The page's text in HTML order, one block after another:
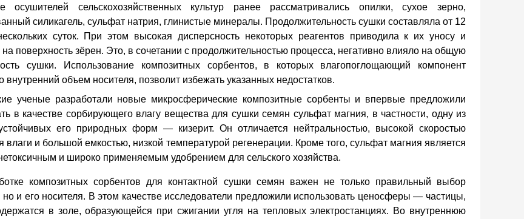
осушителей сельскохозяйственных культур ранее рассматривались опилки, сухое зерно,
силикагель, сульфат натрия, глинистые минералы. Продолжительность сушки составляла от 12
суток. При этом высокая дисперсность некоторых реагентов приводила к их уносу и
поверхность зёрен. Это, в сочетании с продолжительностью процесса, негативно влияло на общую
сушки.
Использование композитных сорбентов, в которых влагопоглощающий компонент
объем носителя, позволит избежать указанных недостатков.
ученые разработали новые микросферические композитные сорбенты и впервые предложили
в качестве сорбирующего влагу вещества для сушки семян сульфат магния, в частности, одну из
его природных форм — кизерит. Он отличается нейтральностью, высокой скоростью
влаги и большой емкостью, низкой температурой регенерации. Кроме того, сульфат магния является
и широко применяемым удобрением для сельского хозяйства.
композитных сорбентов для контактной сушки семян важен не только правильный выбор
но и его носителя. В этом качестве исследователи предложили использовать ценосферы — частицы,
в золе, образующейся при сжигании угля на тепловых электростанциях. Во внутреннюю